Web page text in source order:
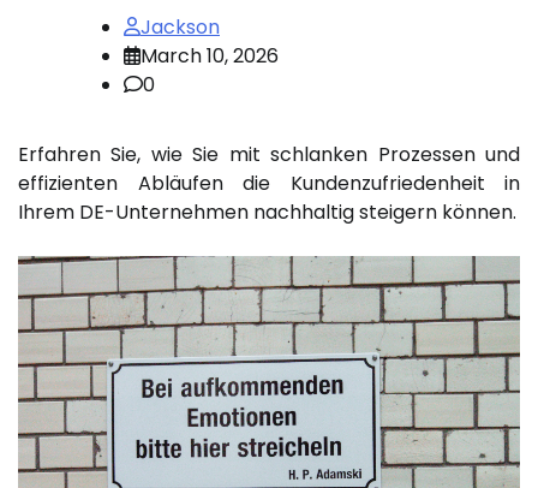
Jackson
March 10, 2026
0
Erfahren Sie, wie Sie mit schlanken Prozessen und
effizienten Abläufen die Kundenzufriedenheit in
Ihrem DE-Unternehmen nachhaltig steigern können.